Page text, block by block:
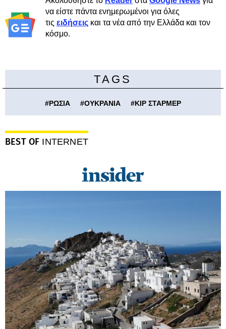
να είστε πάντα ενημερωμένοι για όλες
τις ειδήσεις και τα νέα από την Ελλάδα και τον
κόσμο.
TAGS
#ΡΩΣΙΑ #ΟΥΚΡΑΝΙΑ #ΚΙΡ ΣΤΑΡΜΕΡ
BEST OF INTERNET